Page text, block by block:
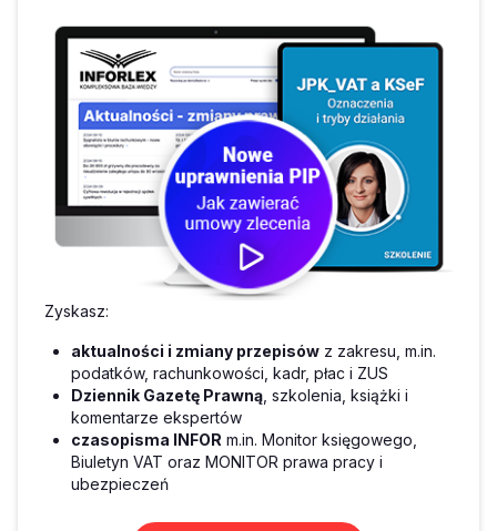
Zyskasz:
aktualności i zmiany przepisów z zakresu, m.in.
podatków, rachunkowości, kadr, płac i ZUS
Dziennik Gazetę Prawną , szkolenia, książki i
komentarze ekspertów
czasopisma INFOR m.in. Monitor księgowego,
Biuletyn VAT oraz MONITOR prawa pracy i
ubezpieczeń